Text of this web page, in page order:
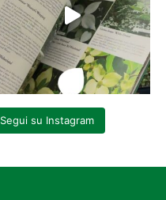
Segui su Instagram